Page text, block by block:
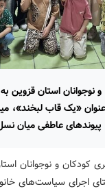
«یک قاب لبخند»،
عاطفی میان
اجرای سیاست‌های